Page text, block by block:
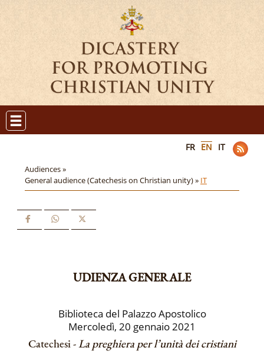
FR EN IT
Audiences »
General audience (Catechesis on Christian unity) » IT
UDIENZA GENERALE
Biblioteca del Palazzo Apostolico
Mercoledì, 20 gennaio 2021
Catechesi -La preghiera per l’unità dei cristiani